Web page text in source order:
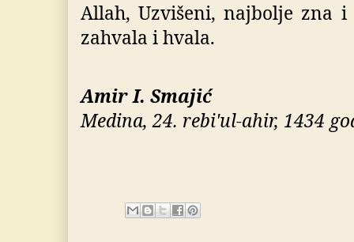
Allah, Uzvišeni, najbolje zna
zahvala i hvala.
Amir I. Smajić
Medina, 24. rebi'ul-ahir, 1434